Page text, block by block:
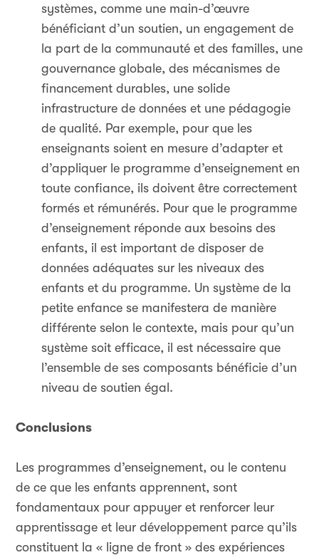
systèmes, comme une main-d’œuvre
bénéficiant d’un soutien, un engagement de
la part de la communauté et des familles, une
gouvernance globale, des mécanismes de
financement durables, une solide
infrastructure de données et une pédagogie
de qualité. Par exemple, pour que les
enseignants soient en mesure d’adapter et
d’appliquer le programme d’enseignement en
toute confiance, ils doivent être correctement
formés et rémunérés. Pour que le programme
d’enseignement réponde aux besoins des
enfants, il est important de disposer de
données adéquates sur les niveaux des
enfants et du programme. Un système de la
petite enfance se manifestera de manière
différente selon le contexte, mais pour qu’un
système soit efficace, il est nécessaire que
l’ensemble de ses composants bénéficie d’un
niveau de soutien égal.
Conclusions
Les programmes d’enseignement, ou le contenu
de ce que les enfants apprennent, sont
fondamentaux pour appuyer et renforcer leur
apprentissage et leur développement parce qu’ils
constituent la « ligne de front » des expériences